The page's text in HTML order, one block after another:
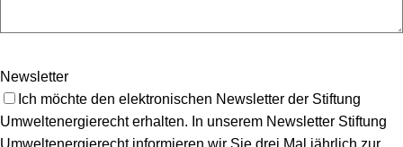
Newsletter
Ich möchte den elektronischen Newsletter der Stiftung
Umweltenergierecht erhalten. In unserem Newsletter Stiftung
Umweltenergierecht informieren wir Sie drei Mal jährlich zur